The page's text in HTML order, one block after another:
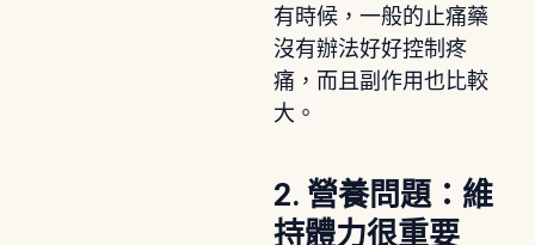
有時候，一般的止痛藥
沒有辦法好好控制疼
痛，而且副作用也比較
大。
2. 營養問題：維
持體力很重要